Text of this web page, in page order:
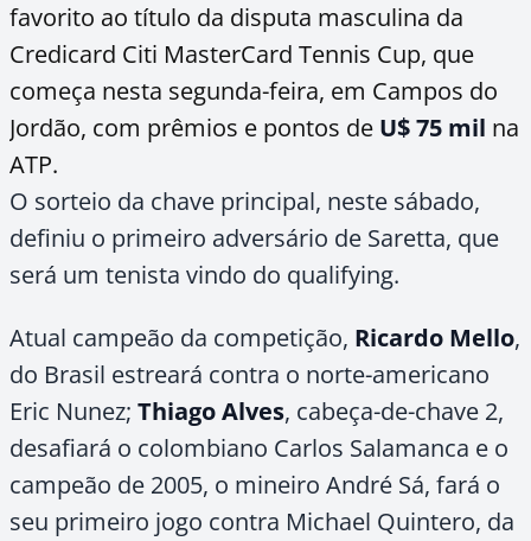
favorito ao título da disputa masculina da
Credicard Citi MasterCard Tennis Cup, que
começa nesta segunda-feira, em Campos do
Jordão, com prêmios e pontos de U$ 75 mil na
ATP.
O sorteio da chave principal, neste sábado,
definiu o primeiro adversário de Saretta, que
será um tenista vindo do qualifying.
Atual campeão da competição, Ricardo Mello,
do Brasil estreará contra o norte-americano
Eric Nunez; Thiago Alves, cabeça-de-chave 2,
desafiará o colombiano Carlos Salamanca e o
campeão de 2005, o mineiro André Sá, fará o
seu primeiro jogo contra Michael Quintero, da